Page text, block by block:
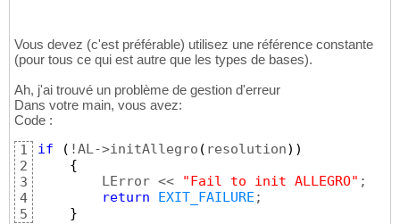
Vous devez (c'est préférable) utilisez une référence constante
(pour tous ce qui est autre que les types de bases).
Ah, j'ai trouvé un problème de gestion d'erreur
Dans votre main, vous avez:
Code :
1
2
3
4
5
if ( !AL->initAllegro ( resolution) )
{
        LError <<
"Fail to init ALLEGRO" ;
return
EXIT_FAILURE ;
}